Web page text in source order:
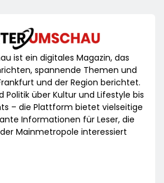
ist ein digitales Magazin, das
spannende Themen und
und der Region berichtet.
Politik über Kultur und Lifestyle bis
– die Plattform bietet vielseitige
Informationen für Leser, die
Mainmetropole interessiert